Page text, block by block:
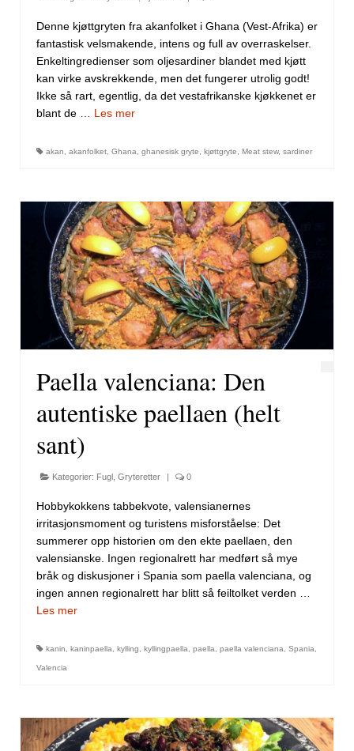
Denne kjøttgryten fra akanfolket i Ghana (Vest-Afrika) er
fantastisk velsmakende, intens og full av overraskelser.
Enkeltingredienser som oljesardiner blandet med kjøtt
kan virke avskrekkende, men det fungerer utrolig godt!
Ikke så rart, egentlig, da det vestafrikanske kjøkkenet er
blant de … Les mer
akan akanfolket Ghana ghanesisk gryte kjøttgryte Meat stew, sardiner
Paella valenciana: Den
autentiske paellaen (helt
sant)
Kategorier: Fugl Gryteretter | 0
Hobbykokkens tabbekvote, valensianernes
irritasjonsmoment og turistens misforståelse: Det
summerer opp historien om den ekte paellaen, den
valensianske. Ingen regionalrett har medført så mye
bråk og diskusjoner i Spania som paella valenciana, og
ingen annen regionalrett har blitt så feiltolket verden …
Les mer
kanin kaninpaella kylling kyllingpaella paella paella valenciana Spania
Valencia